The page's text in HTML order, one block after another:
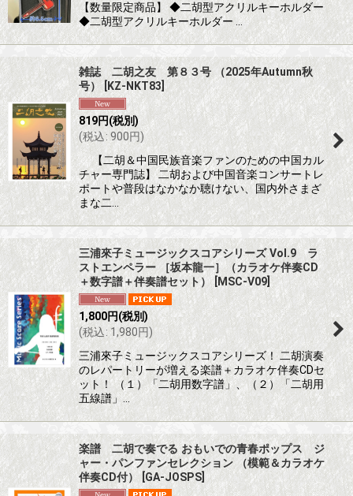
【数量限定商品】 ◆二胡型アクリルキーホルダー
◆二胡型アクリルキーホルダー …
雑誌 二胡之友 第８３号 （2025年Autumn秋
号）
KZ-NKT83]
819円(税別)
(税込: 900円)
【二胡＆中国民族音楽ファンのための中国カル
チャー専門誌】 二胡および中国音楽コンサートレ
ポートや普段はなかなか聴けない、国内外さまざ
まな二…
三浦來子ミュージックスコアシリーズ Vol.9 ラ
ストエンペラー ［坂本龍一］（カラオケ伴奏CD
＋数字譜＋伴奏譜セット）
[MSC-V09]
1,800円(税別)
(税込: 1,980円)
三浦來子ミュージックスコアシリーズ！ 二胡演奏
のレパートリーが増える楽譜＋カラオケ伴奏CDセ
ット！ （１）「二胡用数字譜」、（２）「二胡用
五線譜」…
楽譜 二胡で奏でる おもいでの青春ポップス ジ
ャー・パンファンセレクション （模範＆カラオケ
伴奏CD付）
GA-JOSPS